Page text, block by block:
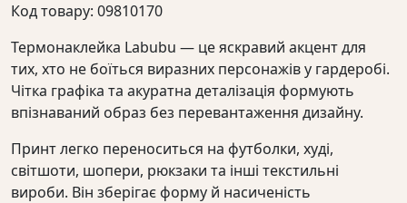
Код товару: 09810170
Термонаклейка Labubu — це яскравий акцент для
тих, хто не боїться виразних персонажів у гардеробі.
Чітка графіка та акуратна деталізація формують
впізнаваний образ без перевантаження дизайну.
Принт легко переноситься на футболки, худі,
світшоти, шопери, рюкзаки та інші текстильні
вироби. Він зберігає форму й насиченість